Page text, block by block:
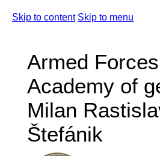
Skip to content Skip to menu
Armed Forces
Academy of
Milan
Štefánik